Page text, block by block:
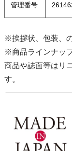
管理番号
※挨拶状、包装、
※商品ラインナッ
商品や誌面等はリ
す。